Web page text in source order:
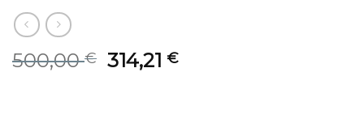
500,00€ Original
314,21€Current